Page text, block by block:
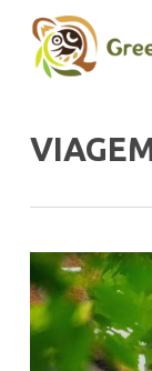
main
content